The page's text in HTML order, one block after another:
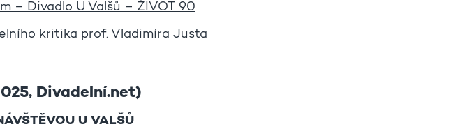
– Divadlo U Valšů – ŽIVOT 90
kritika prof. Vladimíra Justa
Divadelní.net)
U VALŠŮ